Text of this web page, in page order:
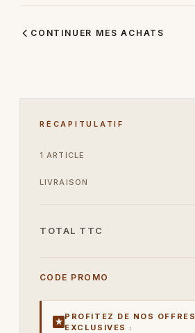
CONTINUER MES ACHATS
RÉCAPITULATIF
1 ARTICLE
LIVRAISON
TOTAL TTC
CODE PROMO
★
PROFITEZ DE NOS OFFRES
EXCLUSIVES :